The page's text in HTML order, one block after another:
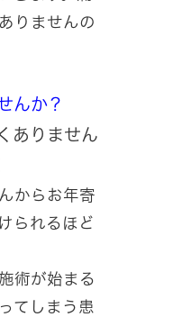
りませんの
んか？
ありません
からお年寄
られるほど
術が始まる
てしまう患